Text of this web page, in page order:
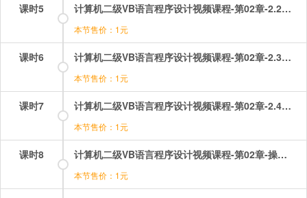
课时5 计算机二级VB语言程序设计视频课程-第02章-2.2窗体.mp4
本节售价：1元
课时6 计算机二级VB语言程序设计视频课程-第02章-2.3控件.mp4
本节售价：1元
课时7 计算机二级VB语言程序设计视频课程-第02章-2.4控件的画法和基本操作.mp4
本节售价：1元
课时8 计算机二级VB语言程序设计视频课程-第02章-操作：对象的事件.mp4
本节售价：1元